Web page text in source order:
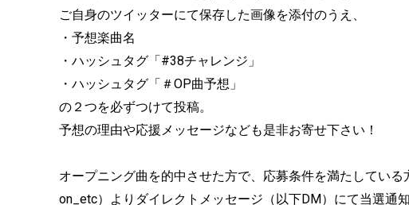
ご自身のツイッターにて保存した画像を添付のうえ、
・予想楽曲名
・ハッシュタグ「#38チャレンジ」
・ハッシュタグ「＃OP曲予想」
の２つを必ずつけて投稿。
予想の理由や応援メッセージなども是非お寄せ下さい！
オープニング曲を的中させた方で、応募条件を満たしてい
on_etc）よりダイレクトメッセージ（以下DM）にて当選通